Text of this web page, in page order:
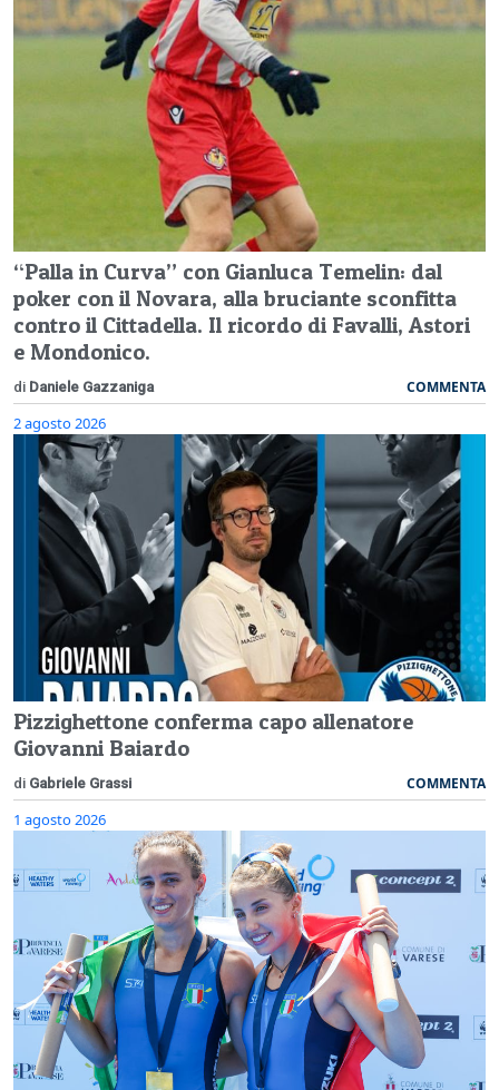
“Palla in Curva” con Gianluca Temelin: dal
poker con il Novara, alla bruciante sconfitta
contro il Cittadella. Il ricordo di Favalli, Astori
e Mondonico.
di Daniele Gazzaniga COMMENTA
2 agosto 2026
Pizzighettone conferma capo allenatore
Giovanni Baiardo
di Gabriele Grassi COMMENTA
1 agosto 2026